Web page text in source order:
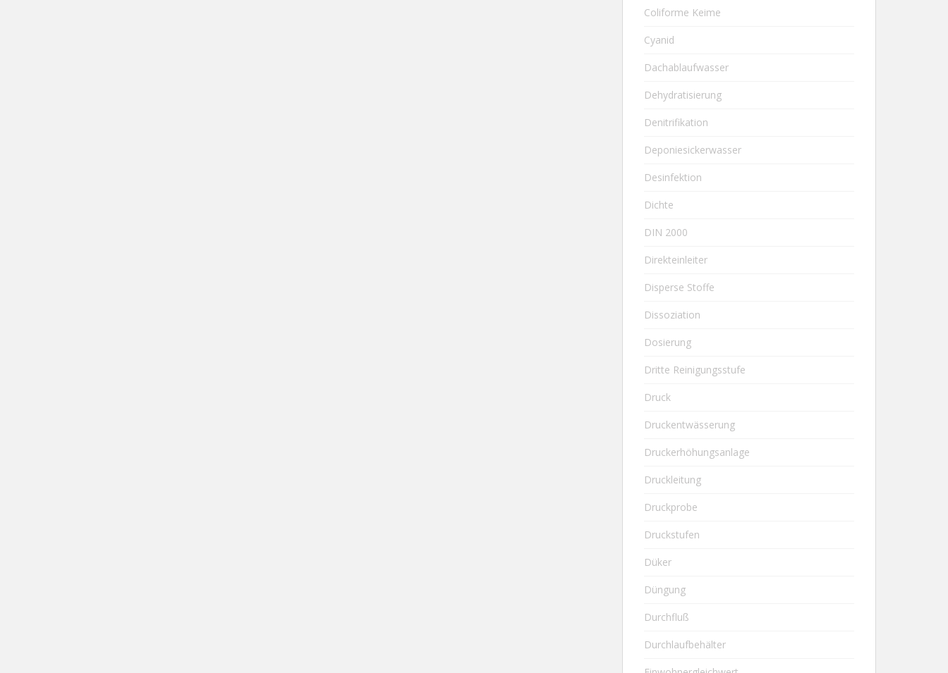
Coliforme Keime
Cyanid
Dachablaufwasser
Dehydratisierung
Denitrifikation
Deponiesickerwasser
Desinfektion
Dichte
DIN 2000
Direkteinleiter
Disperse Stoffe
Dissoziation
Dosierung
Dritte Reinigungsstufe
Druck
Druckentwässerung
Druckerhöhungsanlage
Druckleitung
Druckprobe
Druckstufen
Düker
Düngung
Durchfluß
Durchlaufbehälter